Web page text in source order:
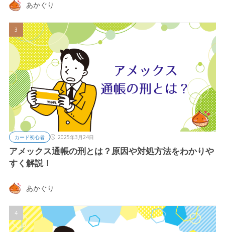
あかぐり
カード初心者 2025年3月24日
アメックス通帳の刑とは？原因や対処方法をわかりや
すく解説！
あかぐり